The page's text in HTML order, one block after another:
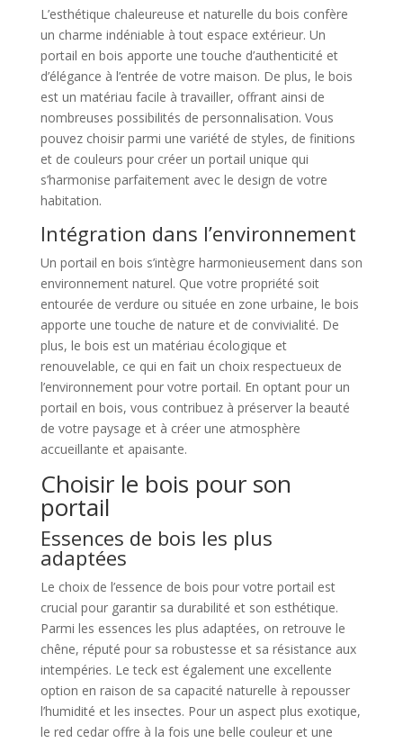
L’esthétique chaleureuse et naturelle du bois confère
un charme indéniable à tout espace extérieur. Un
portail en bois apporte une touche d’authenticité et
d’élégance à l’entrée de votre maison. De plus, le bois
est un matériau facile à travailler, offrant ainsi de
nombreuses possibilités de personnalisation. Vous
pouvez choisir parmi une variété de styles, de finitions
et de couleurs pour créer un portail unique qui
s’harmonise parfaitement avec le design de votre
habitation.
Intégration dans l’environnement
Un portail en bois s’intègre harmonieusement dans son
environnement naturel. Que votre propriété soit
entourée de verdure ou située en zone urbaine, le bois
apporte une touche de nature et de convivialité. De
plus, le bois est un matériau écologique et
renouvelable, ce qui en fait un choix respectueux de
l’environnement pour votre portail. En optant pour un
portail en bois, vous contribuez à préserver la beauté
de votre paysage et à créer une atmosphère
accueillante et apaisante.
Choisir le bois pour son
portail
Essences de bois les plus
adaptées
Le choix de l’essence de bois pour votre portail est
crucial pour garantir sa durabilité et son esthétique.
Parmi les essences les plus adaptées, on retrouve le
chêne, réputé pour sa robustesse et sa résistance aux
intempéries. Le teck est également une excellente
option en raison de sa capacité naturelle à repousser
l’humidité et les insectes. Pour un aspect plus exotique,
le red cedar offre à la fois une belle couleur et une